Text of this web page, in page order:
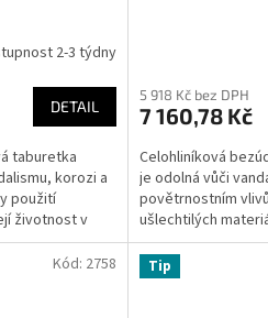
2-3 týdny
DETAIL
taburetka
korozi a
použití
životnost v
5 918 Kč bez DPH
7 160,78 Kč
Celohliníková
je odolná vůči
povětrnostním
ušlechtilých
exteriéru
Kód: 2758 Tip